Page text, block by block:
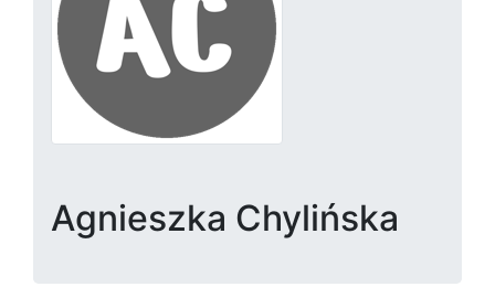
Agnieszka Chylińska